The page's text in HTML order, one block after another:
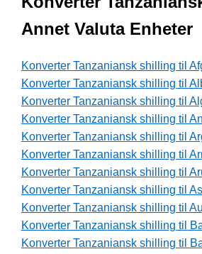
Annet Valuta Enheter
Konverter Tanzaniansk shilling til
Konverter Tanzaniansk shilling til
Konverter Tanzaniansk shilling til
Konverter Tanzaniansk shilling til
Konverter Tanzaniansk shilling til
Konverter Tanzaniansk shilling til
Konverter Tanzaniansk shilling til
Konverter Tanzaniansk shilling til
Konverter Tanzaniansk shilling til
Konverter Tanzaniansk shilling til
Konverter Tanzaniansk shilling til